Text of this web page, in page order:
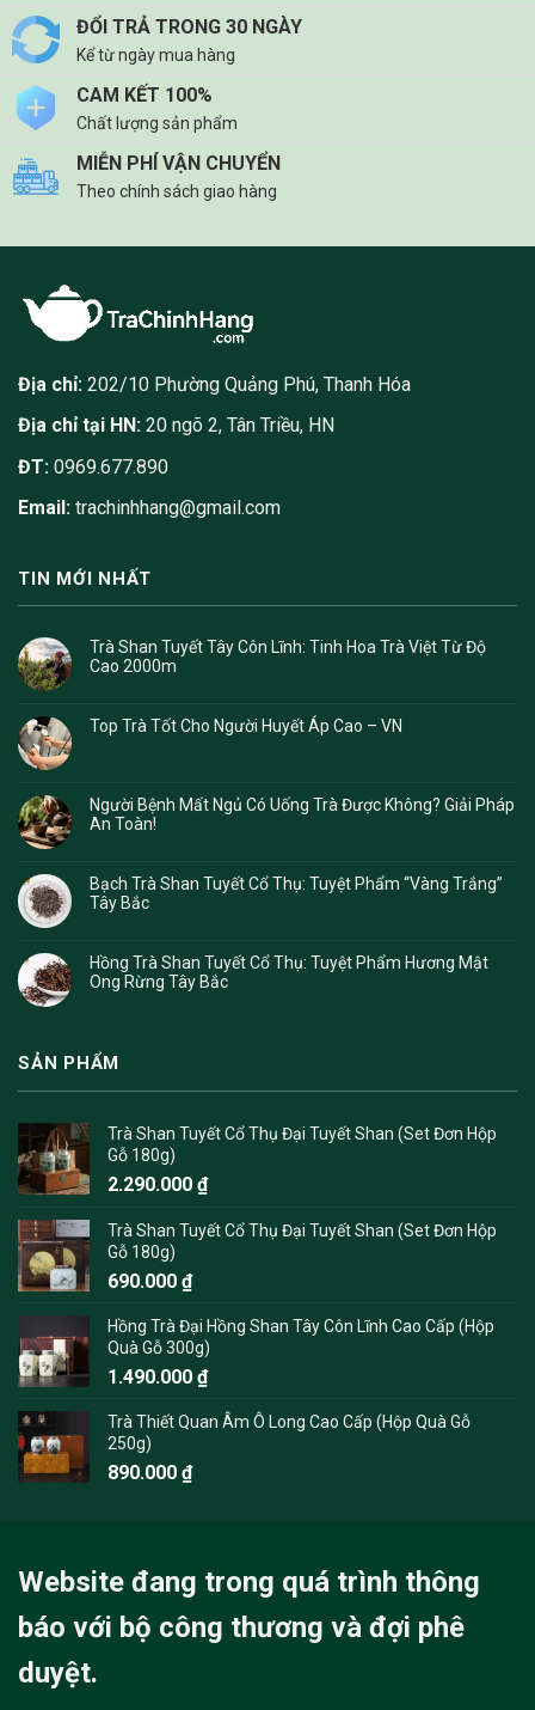
ĐỔI TRẢ TRONG 30 NGÀY
Kể từ ngày mua hàng
CAM KẾT 100%
Chất lượng sản phẩm
MIỄN PHÍ VẬN CHUYỂN
Theo chính sách giao hàng
Địa chỉ: 202/10 Phường Quảng Phú, Thanh Hóa
Địa chỉ tại HN: 20 ngõ 2, Tân Triều, HN
ĐT: 0969.677.890
Email: trachinhhang@gmail.com
TIN MỚI NHẤT
Trà Shan Tuyết Tây Côn Lĩnh: Tinh Hoa Trà Việt Từ Độ
Cao 2000m
Top Trà Tốt Cho Người Huyết Áp Cao – VN
Người Bệnh Mất Ngủ Có Uống Trà Được Không? Giải Pháp
An Toàn!
Bạch Trà Shan Tuyết Cổ Thụ: Tuyệt Phẩm “Vàng Trắng”
Tây Bắc
Hồng Trà Shan Tuyết Cổ Thụ: Tuyệt Phẩm Hương Mật
Ong Rừng Tây Bắc
SẢN PHẨM
Trà Shan Tuyết Cổ Thụ Đại Tuyết Shan (Set Đơn Hộp
Gỗ 180g)
2.290.000 ₫
Trà Shan Tuyết Cổ Thụ Đại Tuyết Shan (Set Đơn Hộp
Gỗ 180g)
690.000 ₫
Hồng Trà Đại Hồng Shan Tây Côn Lĩnh Cao Cấp (Hộp
Quà Gỗ 300g)
1.490.000 ₫
Trà Thiết Quan Âm Ô Long Cao Cấp (Hộp Quà Gỗ
250g)
890.000 ₫
Website đang trong quá trình thông
báo với bộ công thương và đợi phê
duyệt.